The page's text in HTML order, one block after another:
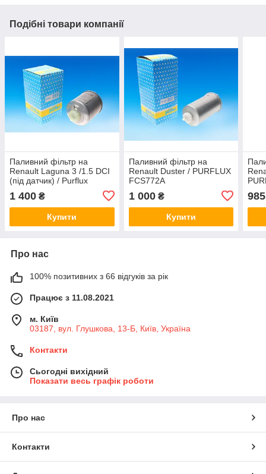
Подібні товари компанії
Паливний фільтр на
Renault Laguna 3 /1.5 DCI
(під датчик) / Purflux
1 400 ₴
Купити
Паливний фільтр на
Renault Duster / PURFLUX
FCS772A
1 000₴
Купити
985
Про нас
100% позитивних з 66 відгуків за рік
Працює з 11.08.2021
м. Київ
03187, вул. Глушкова, 13-Б, Київ, Україна
Контакти
Сьогодні вихідний
Показати весь графік роботи
Про нас
Контакти